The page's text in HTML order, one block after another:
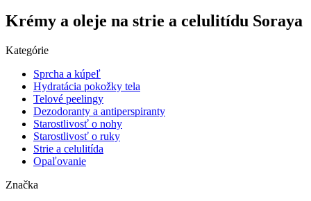
Krémy a oleje na strie a celulitídu Soraya
Kategórie
Sprcha a kúpeľ
Hydratácia pokožky tela
Telové peelingy
Dezodoranty a antiperspiranty
Starostlivosť o nohy
Starostlivosť o ruky
Strie a celulitída
Opaľovanie
Značka